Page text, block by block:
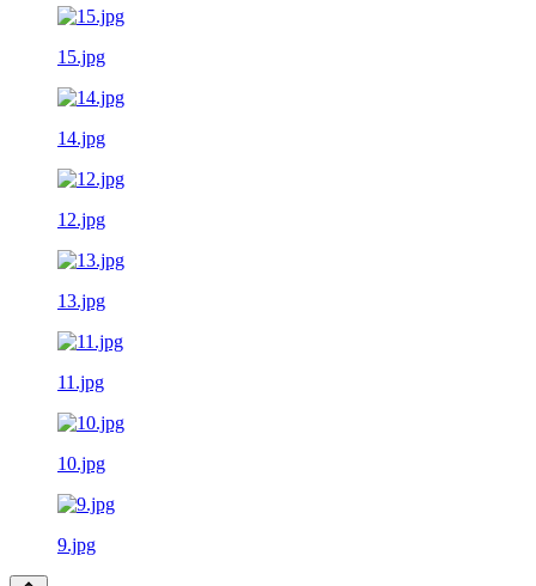
15.jpg
14.jpg
12.jpg
13.jpg
11.jpg
10.jpg
9.jpg